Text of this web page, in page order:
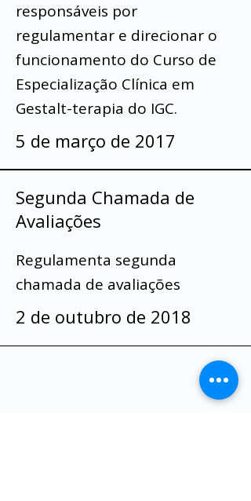
responsáveis por
regulamentar e direcionar o
funcionamento do Curso de
Especialização Clínica em
Gestalt-terapia do IGC.
5 de março de 2017
Segunda Chamada de
Avaliações
Regulamenta segunda
chamada de avaliações
2 de outubro de 2018